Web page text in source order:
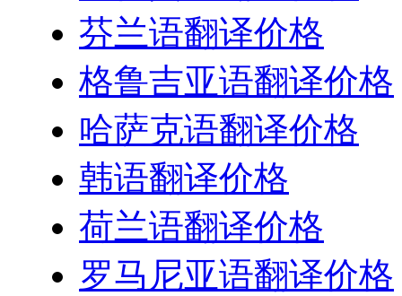
芬兰语翻译价格
格鲁吉亚语翻译价格
哈萨克语翻译价格
韩语翻译价格
荷兰语翻译价格
罗马尼亚语翻译价格